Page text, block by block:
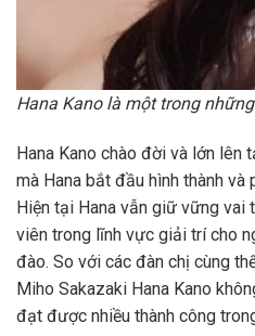
Hana Kano là một trong
Hana Kano chào đời và lớn lên
mà Hana bắt đầu hình thành
Hiện tại Hana vẫn giữ vững vai
viên trong lĩnh vực giải trí cho
đào. So với các đàn chị cùng
Miho Sakazaki Hana Kano
đạt được nhiều thành công